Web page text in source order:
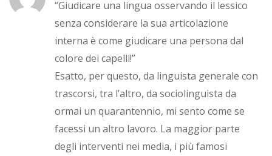
“Giudicare una lingua osservando il lessico
senza considerare la sua articolazione
interna è come giudicare una persona dal
colore dei capelli!”
Esatto, per questo, da linguista generale con
trascorsi, tra l’altro, da sociolinguista da
ormai un quarantennio, mi sento come se
facessi un altro lavoro. La maggior parte
degli interventi nei media, i più famosi